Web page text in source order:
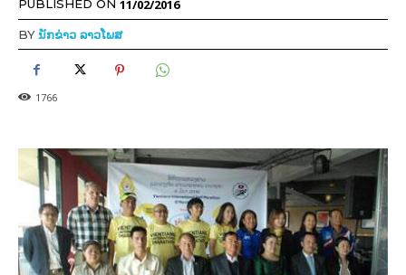
PUBLISHED ON 11/02/2016
BYນັກຂ່າວ ລາວໂພສ
1766